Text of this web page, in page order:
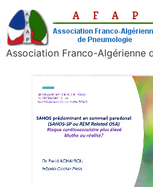
Association Franco-Algérienne